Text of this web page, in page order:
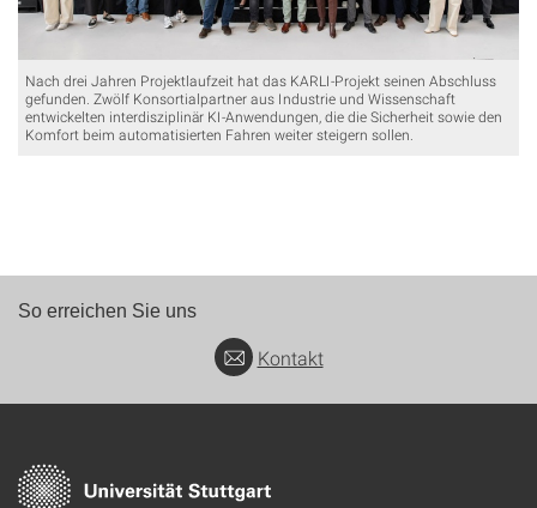
Nach drei Jahren Projektlaufzeit hat das KARLI-Projekt seinen Abschluss
gefunden. Zwölf Konsortialpartner aus Industrie und Wissenschaft
entwickelten interdisziplinär KI-Anwendungen, die die Sicherheit sowie den
Komfort beim automatisierten Fahren weiter steigern sollen.
So erreichen Sie uns
Kontakt